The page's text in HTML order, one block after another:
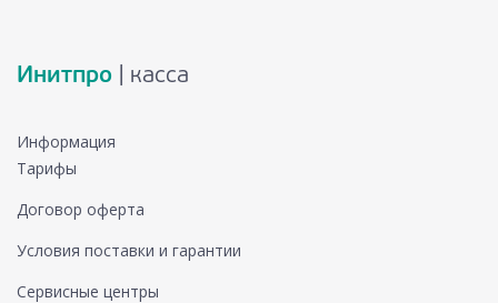
Инитпро | касса
Информация
Тарифы
Договор оферта
Условия поставки и гарантии
Сервисные центры